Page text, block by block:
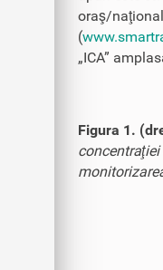
oraş/
(
„ICA”
Figura 1.
concentraţiei